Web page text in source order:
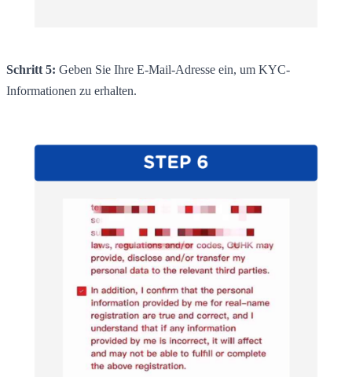
Schritt 5: Geben Sie Ihre E-Mail-Adresse ein, um KYC-
Informationen zu erhalten.